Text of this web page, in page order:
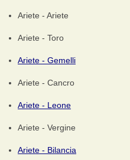
Ariete - Ariete
Ariete - Toro
Ariete - Gemelli
Ariete - Cancro
Ariete - Leone
Ariete - Vergine
Ariete - Bilancia